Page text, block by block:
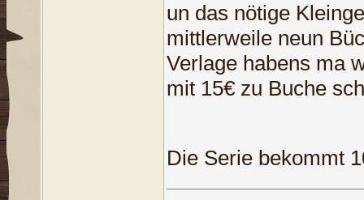
un das nötige
mittlerweile neun
Verlage habens ma
mit 15€ zu Buche
Die Serie bekommt